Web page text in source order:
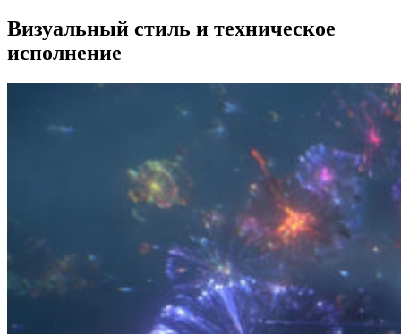
Визуальный стиль и техническое
исполнение